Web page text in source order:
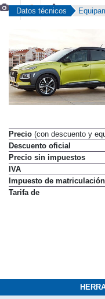
Datos técnicos
Precio (con descuento y
Descuento oficial
Precio sin impuestos
IVA
Impuesto de matriculación
Tarifa de